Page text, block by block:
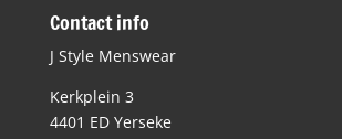
Contact info
J Style Menswear
Kerkplein 3
4401 ED Yerseke